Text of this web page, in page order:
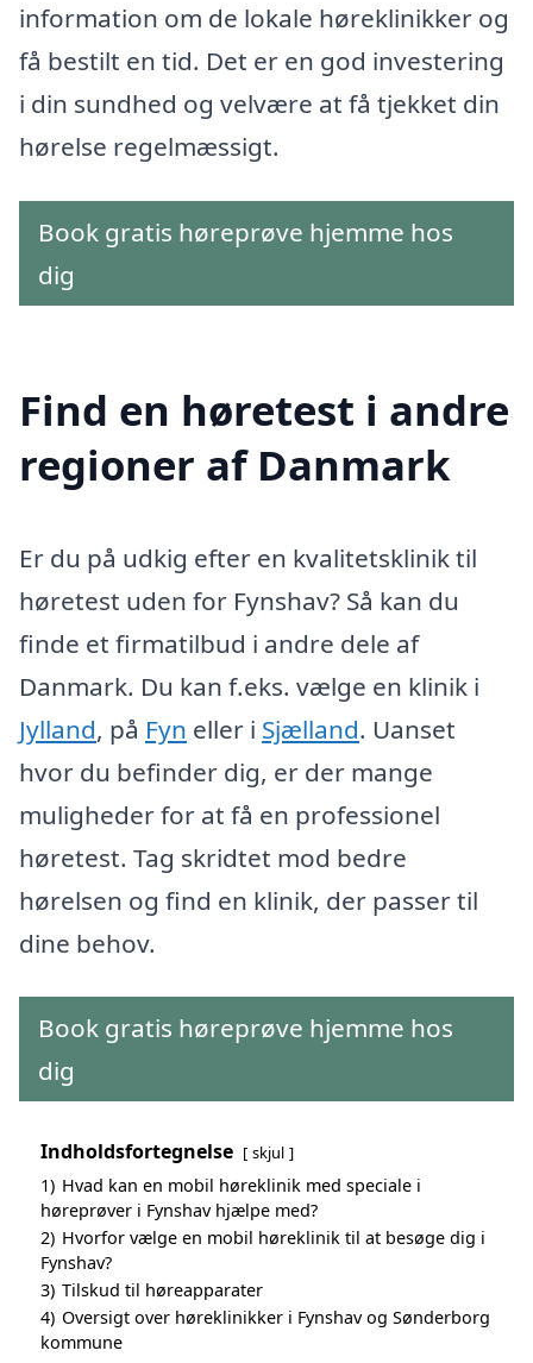
information om de lokale høreklinikker og
få bestilt en tid. Det er en god investering
i din sundhed og velvære at få tjekket din
hørelse regelmæssigt.
Book gratis høreprøve hjemme hos
dig
Find en høretest i andre
regioner af Danmark
Er du på udkig efter en kvalitetsklinik til
høretest uden for Fynshav? Så kan du
finde et firmatilbud i andre dele af
Danmark. Du kan f.eks. vælge en klinik i
Jylland, på Fyn eller i Sjælland. Uanset
hvor du befinder dig, er der mange
muligheder for at få en professionel
høretest. Tag skridtet mod bedre
hørelsen og find en klinik, der passer til
dine behov.
Book gratis høreprøve hjemme hos
dig
Indholdsfortegnelse skjul
1) Hvad kan en mobil høreklinik med speciale i
høreprøver i Fynshav hjælpe med?
2) Hvorfor vælge en mobil høreklinik til at besøge dig i
Fynshav?
3) Tilskud til høreapparater
4) Oversigt over høreklinikker i Fynshav og Sønderborg
kommune